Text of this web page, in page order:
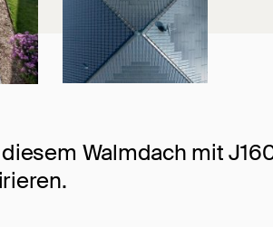
Walmdach mit